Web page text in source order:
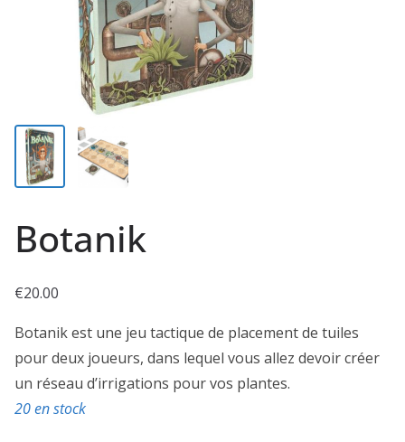
Botanik
€20.00
Botanik est une jeu tactique de placement de tuiles
pour deux joueurs, dans lequel vous allez devoir créer
un réseau d’irrigations pour vos plantes.
20 en stock